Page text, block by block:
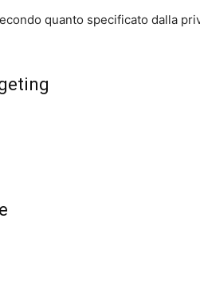
quanto specificato dalla